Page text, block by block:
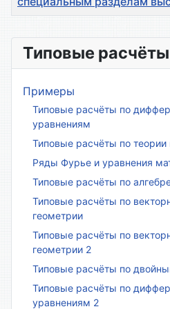
Типовые расчёты
Примеры
Типовые расчёты по
уравнениям
Типовые расчёты по теории
Ряды Фурье и уравнения
Типовые расчёты по
Типовые расчёты по
геометрии
Типовые расчёты по
геометрии 2
Типовые расчёты по
Типовые расчёты по
уравнениям 2